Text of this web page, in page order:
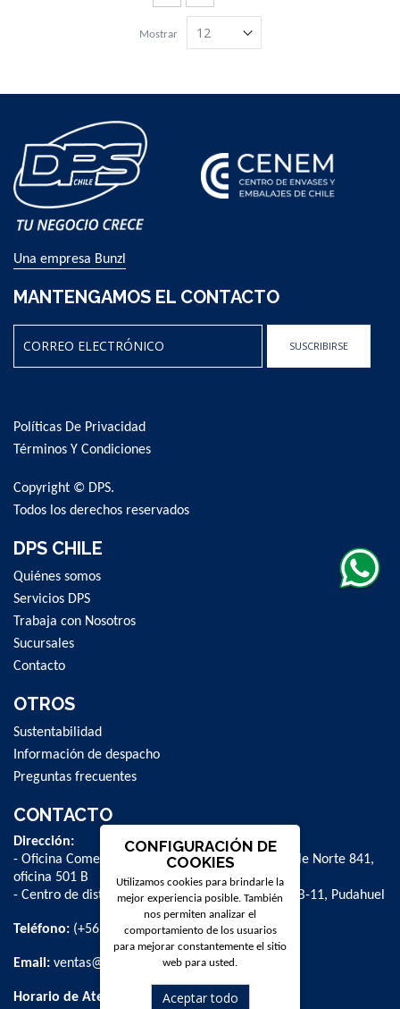
Mostrar
Una empresa Bunzl
MANTENGAMOS EL CONTACTO
Our
Newsletter:
SUSCRIBIRSE
Políticas De Privacidad
Términos Y Condiciones
Copyright © DPS.
Todos los derechos reservados
DPS CHILE
Quiénes somos
Servicios DPS
Trabaja con Nosotros
Sucursales
Contacto
OTROS
Sustentabilidad
Información de despacho
Preguntas frecuentes
CONTACTO
Dirección:
- Oficina Comercial y administrativa: Avenida Valle Norte 841,
oficina 501 B
- Centro de distribución: La Farfana 500, bodega B-11, Pudahuel
Teléfono: (+56 2) 2 584 8900
Email: ventas@dpschile.cl
Horario de Atención:
CONFIGURACIÓN DE
COOKIES
Utilizamos cookies para brindarle la
mejor experiencia posible. También
nos permiten analizar el
comportamiento de los usuarios
para mejorar constantemente el sitio
web para usted.
Aceptar todo